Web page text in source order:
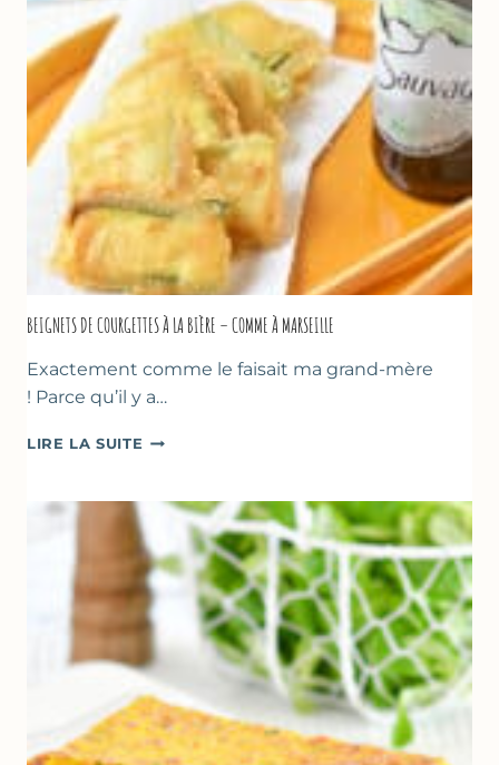
YAOURT
GREC
–
SANS
SORBETIÈRE
BEIGNETS DE COURGETTES À LA BIÈRE – COMME À MARSEILLE
Exactement comme le faisait ma grand-mère
! Parce qu’il y a…
LIRE LA SUITE BEIGNETS
LA
BIÈRE
–
COMME
À
MARSEILLE